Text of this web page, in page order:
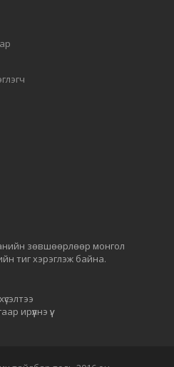
зөвшөөрлөөр монгол
тиг хэрэглэж байна.
ирүүлнэ үү.